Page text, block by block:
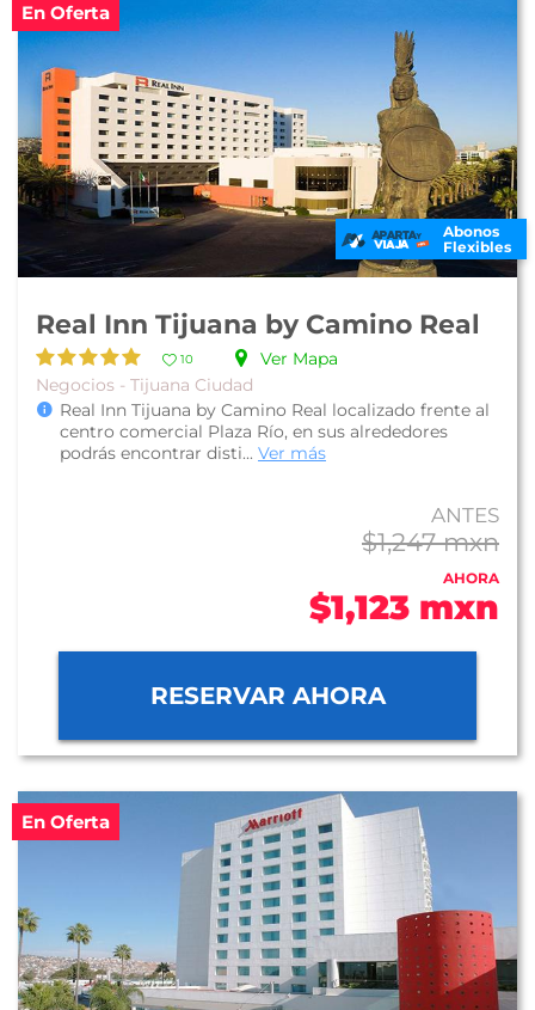
En Oferta
Abonos
Flexibles
Real Inn Tijuana by Camino Real
10
Ver Mapa
Negocios - Tijuana Ciudad
Real Inn Tijuana by Camino Real localizado frente al
centro comercial Plaza Río, en sus alrededores
podrás encontrar disti... Ver más
ANTES
$1,247 mxn
AHORA
$1,123 mxn
RESERVAR AHORA
En Oferta